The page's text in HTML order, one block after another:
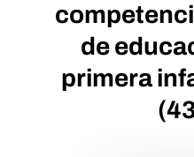
de
primera